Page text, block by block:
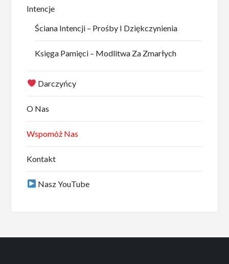
Intencje
Ściana Intencji – Prośby I Dziękczynienia
Księga Pamięci – Modlitwa Za Zmarłych
Darczyńcy
O Nas
Wspomóż Nas
Kontakt
Nasz YouTube